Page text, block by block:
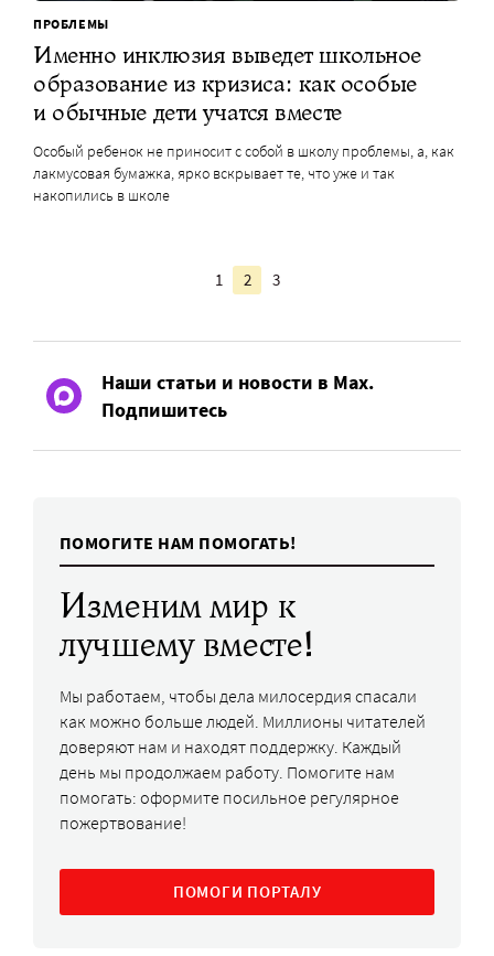
ПРОБЛЕМЫ
Именно инклюзия выведет школьное
образование из кризиса: как особые
и обычные дети учатся вместе
Особый ребенок не приносит с собой в школу проблемы, а, как
лакмусовая бумажка, ярко вскрывает те, что уже и так
накопились в школе
1 2 3
Наши статьи и новости в Max.
Подпишитесь
ПОМОГИТЕ НАМ ПОМОГАТЬ!
Изменим мир к
лучшему вместе!
Мы работаем, чтобы дела милосердия спасали
как можно больше людей. Миллионы читателей
доверяют нам и находят поддержку. Каждый
день мы продолжаем работу. Помогите нам
помогать: оформите посильное регулярное
пожертвование!
ПОМОГИ ПОРТАЛУ